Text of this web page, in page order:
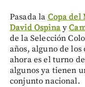
Pasada la Copa del
David Ospinay
de la Selección
años, alguno de
ahora es el turno
algunos ya tienen
conjunto nacional.